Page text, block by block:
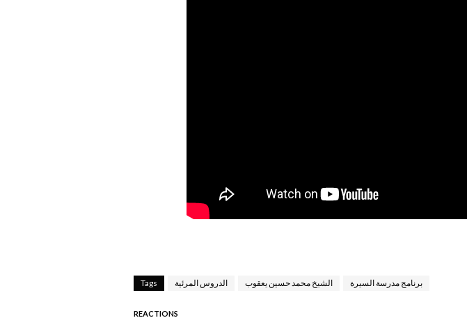
Tags الدروس المرئية الشيخ محمد حسين يعقوب برنامج مدرسة السيرة
REACTIONS